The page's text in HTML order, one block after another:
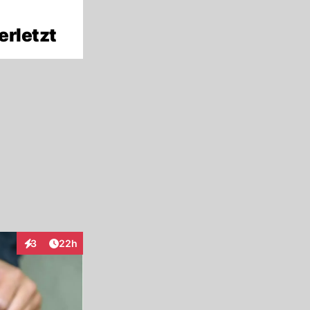
3
InteraktionenArtikel veröffentlicht:
22h